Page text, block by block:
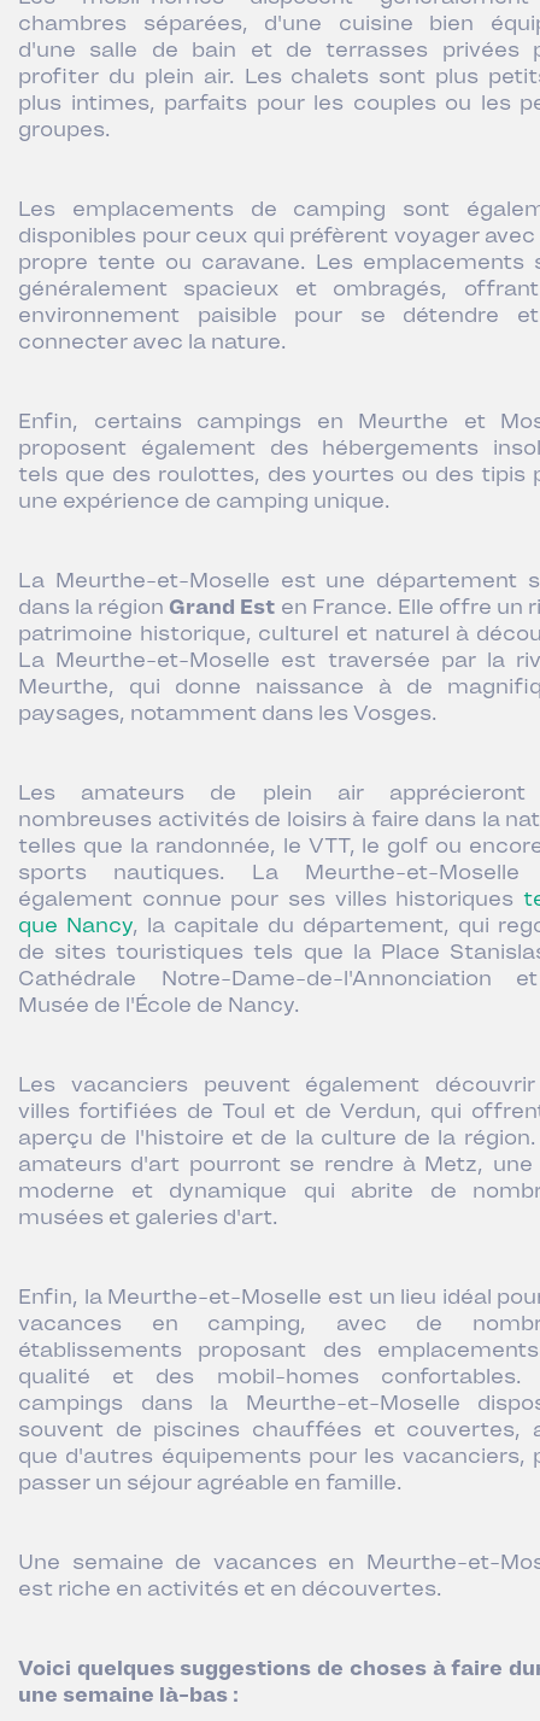
chambres séparées, d'une cuisine bien
d'une salle de bain et de terrasses privées
profiter du plein air. Les chalets sont plus
plus intimes, parfaits pour les couples ou les
groupes.
Les emplacements de camping sont
disponibles pour ceux qui préfèrent voyager avec
propre tente ou caravane. Les emplacements
généralement spacieux et ombragés,
environnement paisible pour se détendre
connecter avec la nature.
Enfin, certains campings en Meurthe et
proposent également des hébergements
tels que des roulottes, des yourtes ou des tipis
une expérience de camping unique.
La Meurthe-et-Moselle est une département
dans la région Grand Est en France. Elle offre un
patrimoine historique, culturel et naturel à
La Meurthe-et-Moselle est traversée par la
Meurthe, qui donne naissance à de
paysages, notamment dans les Vosges.
Les amateurs de plein air apprécieront
nombreuses activités de loisirs à faire dans la
telles que la randonnée, le VTT, le golf ou
sports nautiques. La Meurthe-et-Moselle
également connue pour ses villes historiques
que Nancy, la capitale du département, qui
de sites touristiques tels que la Place
Cathédrale Notre-Dame-de-l'Annonciation
Musée de l'École de Nancy.
Les vacanciers peuvent également
villes fortifiées de Toul et de Verdun, qui
aperçu de l'histoire et de la culture de la région.
amateurs d'art pourront se rendre à Metz, une
moderne et dynamique qui abrite de
musées et galeries d'art.
Enfin, la Meurthe-et-Moselle est un lieu idéal
vacances en camping, avec de
établissements proposant des
qualité et des mobil-homes confortables.
campings dans la Meurthe-et-Moselle
souvent de piscines chauffées et couvertes,
que d'autres équipements pour les vacanciers,
passer un séjour agréable en famille.
Une semaine de vacances en Meurthe-et-
est riche en activités et en découvertes.
Voici quelques suggestions de choses à faire
une semaine là-bas :